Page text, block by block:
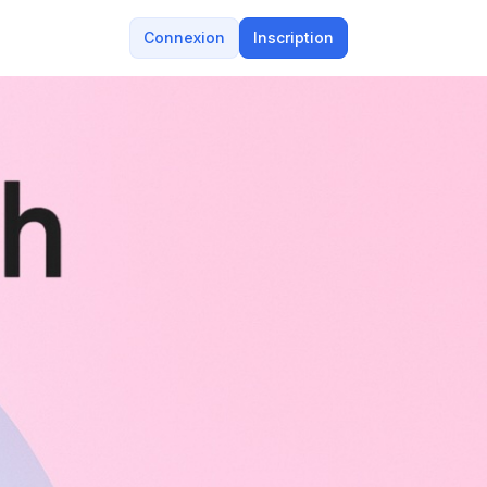
Connexion Inscription